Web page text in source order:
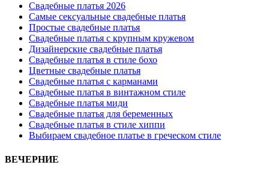
Свадебные платья 2026
Самые сексуальные свадебные платья
Простые свадебные платья
Свадебные платья с крупным кружевом
Дизайнерские свадебные платья
Свадебные платья в стиле бохо
Цветные свадебные платья
Свадебные платья с карманами
Свадебные платья в винтажном стиле
Свадебные платья миди
Свадебные платья для беременных
Свадебные платья в стиле хиппи
Выбираем свадебное платье в греческом стиле
ВЕЧЕРНИЕ